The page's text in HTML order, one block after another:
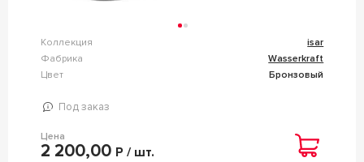
Коллекция
isar
Фабрика
Wasserkraft
Цвет
Бронзовый
Под заказ
Цена
2 200,00 Р / шт.